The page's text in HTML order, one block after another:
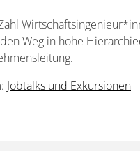
Weg in hohe
Jobtalks und Exkursionen